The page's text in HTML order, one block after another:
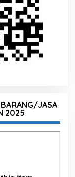
BARANG/JASA
2025